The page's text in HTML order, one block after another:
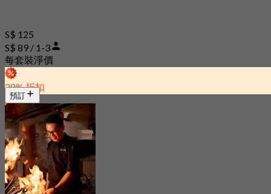
S$ 125
S$ 89 / 1-3
每套裝淨價
28% 折扣
預訂